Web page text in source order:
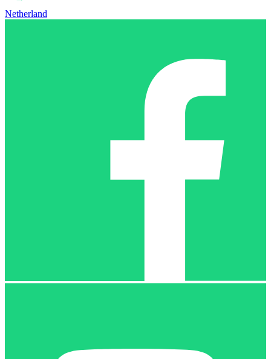
Netherland